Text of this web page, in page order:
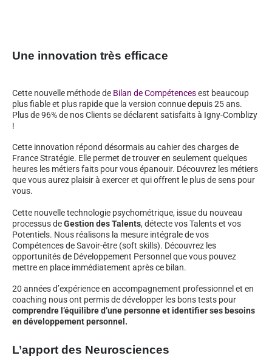
Une innovation très efficace
Cette nouvelle méthode de Bilan de Compétencesest beaucoup
plus fiable et plus rapide que la version connue depuis 25 ans.
Plus de 96% de nos Clients se déclarent satisfaits à Igny-Comblizy
!
Cette innovation répond désormais au cahier des charges de
France Stratégie. Elle permet de trouver en seulement quelques
heures les métiers faits pour vous épanouir. Découvrez les métiers
que vous aurez plaisir à exercer et qui offrent le plus de sens pour
vous.
Cette nouvelle technologie psychométrique, issue du nouveau
processus deGestion des Talents, détecte vos Talents et vos
Potentiels. Nous réalisons la mesure intégrale de vos
Compétences de Savoir-être (soft skills). Découvrez les
opportunités de Développement Personnel que vous pouvez
mettre en place immédiatement après ce bilan.
20 années d’expérience en accompagnement professionnel et en
coaching nous ont permis de développer les bons tests pour
comprendre l’équilibre d’une personne et identifier ses besoins
en développement personnel.
L’apport des Neurosciences